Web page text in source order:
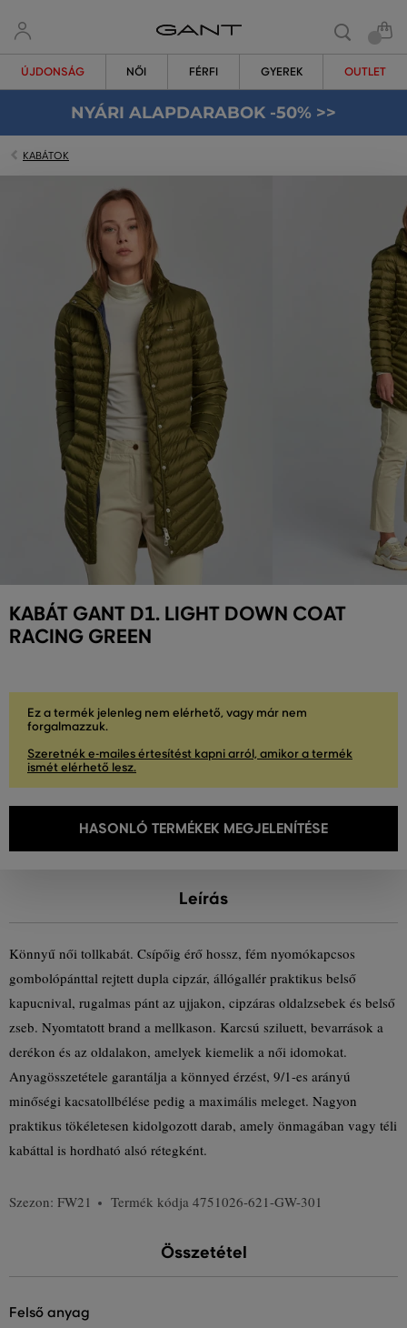
ÚJDONSÁG NŐI FÉRFI GYEREK OUTLET
NYÁRI ALAPDARABOK -50% >>
KABÁTOK
KABÁT GANT D1. LIGHT DOWN COAT
RACING GREEN
Ez a termék jelenleg nem elérhető, vagy már nem
forgalmazzuk.
Szeretnék e-mailes értesítést kapni arról, amikor a termék
ismét elérhető lesz.
HASONLÓ TERMÉKEK MEGJELENÍTÉSE
Leírás
Könnyű női tollkabát. Csípőig érő hossz, fém nyomókapcsos
gombolópánttal rejtett dupla cipzár, állógallér praktikus belső
kapucnival, rugalmas pánt az ujjakon, cipzáras oldalzsebek és belső
zseb. Nyomtatott brand a mellkason. Karcsú sziluett, bevarrások a
derékon és az oldalakon, amelyek kiemelik a női idomokat.
Anyagösszetétele garantálja a könnyed érzést, 9/1-es arányú
minőségi kacsatollbélése pedig a maximális meleget. Nagyon
praktikus tökéletesen kidolgozott darab, amely önmagában vagy téli
kabáttal is hordható alsó rétegként.
Szezon: FW21 Termék kódja 4751026-621-GW-301
Összetétel
felső anyag